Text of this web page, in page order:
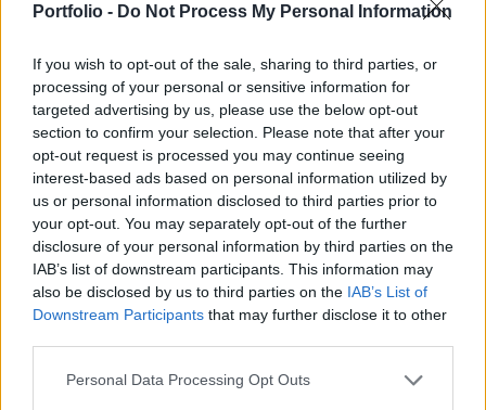
Portfolio - Do Not Process My Personal Information
If you wish to opt-out of the sale, sharing to third parties, or
processing of your personal or sensitive information for
targeted advertising by us, please use the below opt-out
section to confirm your selection. Please note that after your
opt-out request is processed you may continue seeing
interest-based ads based on personal information utilized by
us or personal information disclosed to third parties prior to
your opt-out. You may separately opt-out of the further
disclosure of your personal information by third parties on the
IAB’s list of downstream participants. This information may
also be disclosed by us to third parties on the IAB’s List of
Downstream Participants that may further disclose it to other
Personal Data Processing Opt Outs
tarackot: videófelvételek alapján úgy néz ki, az
A 2Sz22 Bohdana egy kifejezetten újfajta tüzérségi eszköz:
a fegyver teljes egészében ukrán fejlesztésű és
sorozatgyártása csak 2023-ban indult el. A technikai
eszköz már sok szempontból NATO-sztenderdek szerint
készült, 155 milliméteres NATO lőszerrel is üzemel. Az
orosz drónerők egy Lancet típusú kamikaze-drónnal vették
célba Ukrajna egyik Bohdanáját, a tüzérségi...
KEDVES OLVASÓNK!
tartozik, melynek olvasása előfizetéses